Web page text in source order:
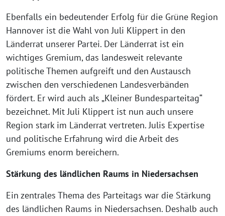
Ebenfalls ein bedeutender Erfolg für die Grüne Region
Hannover ist die Wahl von Juli Klippert in den
Länderrat unserer Partei. Der Länderrat ist ein
wichtiges Gremium, das landesweit relevante
politische Themen aufgreift und den Austausch
zwischen den verschiedenen Landesverbänden
fördert. Er wird auch als „Kleiner Bundesparteitag“
bezeichnet. Mit Juli Klippert ist nun auch unsere
Region stark im Länderrat vertreten. Julis Expertise
und politische Erfahrung wird die Arbeit des
Gremiums enorm bereichern.
Stärkung des ländlichen Raums in Niedersachsen
Ein zentrales Thema des Parteitags war die Stärkung
des ländlichen Raums in Niedersachsen. Deshalb auch